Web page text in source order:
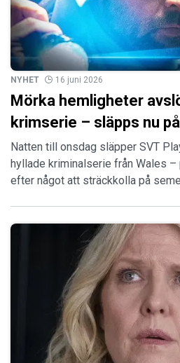
NYHET 16 juni 2026
Mörka hemligheter
krimserie – släpps nu
Natten till onsdag släpper SVT
hyllade kriminalserie från Wales
efter något att sträckkolla på